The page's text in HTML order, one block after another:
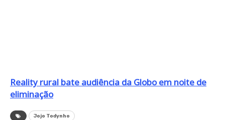
Reality rural bate audiência da Globo em noite de
eliminação
Jojo Todynho